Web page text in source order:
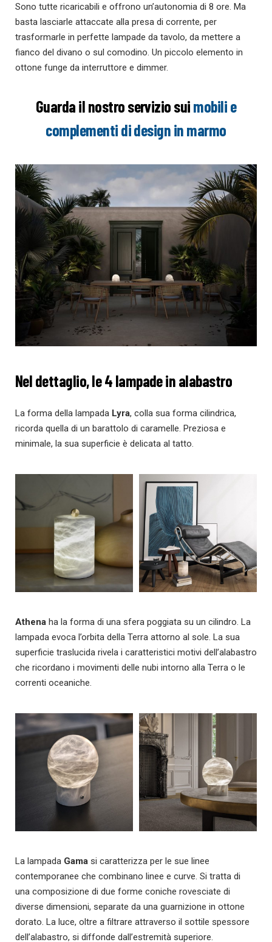
Sono tutte ricaricabili e offrono un’autonomia di 8 ore. Ma
basta lasciarle attaccate alla presa di corrente, per
trasformarle in perfette lampade da tavolo, da mettere a
fianco del divano o sul comodino. Un piccolo elemento in
ottone funge da interruttore e dimmer.
Guarda il nostro servizio suimobili e
complementi di design in marmo
Nel dettaglio, le 4 lampade in alabastro
La forma della lampada Lyra, colla sua forma cilindrica,
ricorda quella di un barattolo di caramelle. Preziosa e
minimale, la sua superficie è delicata al tatto.
Athena ha la forma di una sfera poggiata su un cilindro. La
lampada evoca l’orbita della Terra attorno al sole. La sua
superficie traslucida rivela i caratteristici motivi dell’alabastro
che ricordano i movimenti delle nubi intorno alla Terra o le
correnti oceaniche.
La lampada Gama si caratterizza per le sue linee
contemporanee che combinano linee e curve. Si tratta di
una composizione di due forme coniche rovesciate di
diverse dimensioni, separate da una guarnizione in ottone
dorato. La luce, oltre a filtrare attraverso il sottile spessore
dell’alabastro, si diffonde dall’estremità superiore.